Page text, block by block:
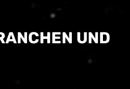
UND